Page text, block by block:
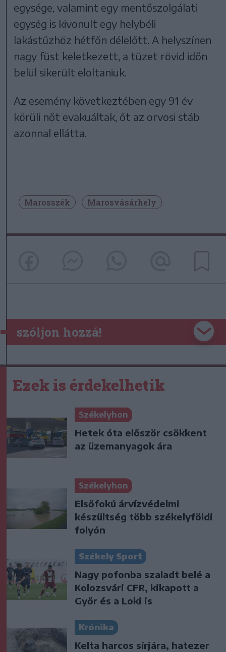
egysége, valamint egy mentőszolgálati
egység is kivonult egy helybéli
lakástűzhöz hétfőn délelőtt. A helyszínen
nagy füst keletkezett, a tüzet rövid időn
belül sikerült eloltaniuk.
Az esemény következtében egy 91 év
körüli nőt evakuáltak, őt az orvosi stáb
azonnal ellátta.
Marosszék Marosvásárhely
szóljon hozzá!
Ezek is érdekelhetik
Székelyhon
Hetek óta először csökkent
az üzemanyagok ára
Székelyhon
Elsőfokú árvízvédelmi
készültség több székelyföldi
folyón
Székely Sport
Nagy pofonba szaladt belé a
Kolozsvári CFR, kikapott a
Győr és a Loki is
Krónika
Kelta harcos sírjára, hatezer